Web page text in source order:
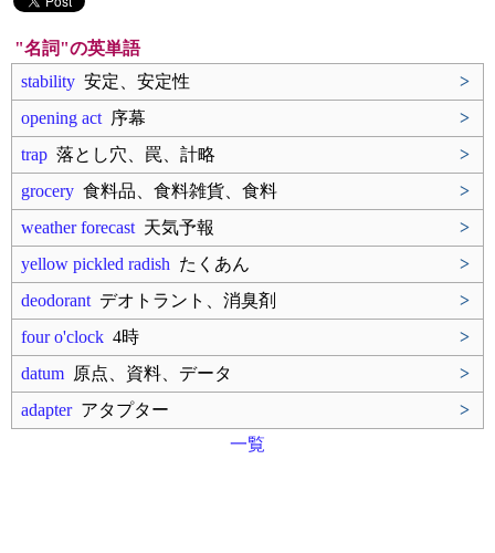
"名詞"の英単語
stability 安定、安定性
>
opening act 序幕
>
trap 落とし穴、罠、計略
>
grocery 食料品、食料雑貨、食料
>
weather forecast 天気予報
>
yellow pickled radish たくあん
>
deodorant デオトラント、消臭剤
>
four o'clock 4時
>
datum 原点、資料、データ
>
adapterアタプター
>
一覧